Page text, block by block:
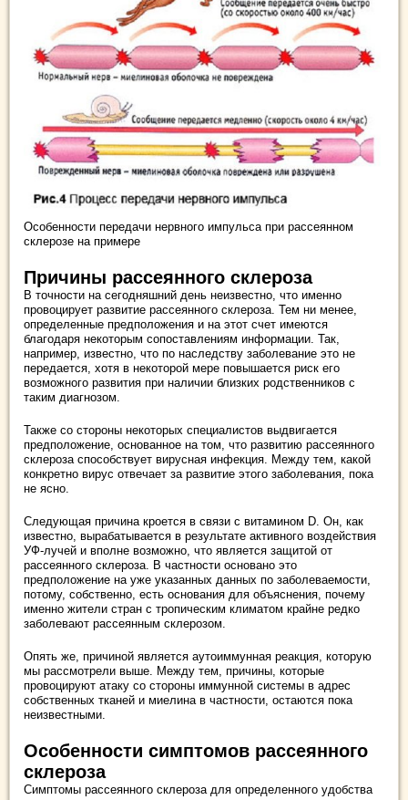
Особенности передачи нервного импульса при рассеянном
склерозе на примере
Причины рассеянного склероза
В точности на сегодняшний день неизвестно, что именно
провоцирует развитие рассеянного склероза. Тем ни менее,
определенные предположения и на этот счет имеются
благодаря некоторым сопоставлениям информации. Так,
например, известно, что по наследству заболевание это не
передается, хотя в некоторой мере повышается риск его
возможного развития при наличии близких родственников с
таким диагнозом.
Также со стороны некоторых специалистов выдвигается
предположение, основанное на том, что развитию рассеянного
склероза способствует вирусная инфекция. Между тем, какой
конкретно вирус отвечает за развитие этого заболевания, пока
не ясно.
Следующая причина кроется в связи с витамином D. Он, как
известно, вырабатывается в результате активного воздействия
УФ-лучей и вполне возможно, что является защитой от
рассеянного склероза. В частности основано это
предположение на уже указанных данных по заболеваемости,
потому, собственно, есть основания для объяснения, почему
именно жители стран с тропическим климатом крайне редко
заболевают рассеянным склерозом.
Опять же, причиной является аутоиммунная реакция, которую
мы рассмотрели выше. Между тем, причины, которые
провоцируют атаку со стороны иммунной системы в адрес
собственных тканей и миелина в частности, остаются пока
неизвестными.
Особенности симптомов рассеянного
склероза
Симптомы рассеянного склероза для определенного удобства